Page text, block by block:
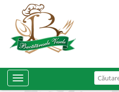
Caută
după:
Toggle
Navigation